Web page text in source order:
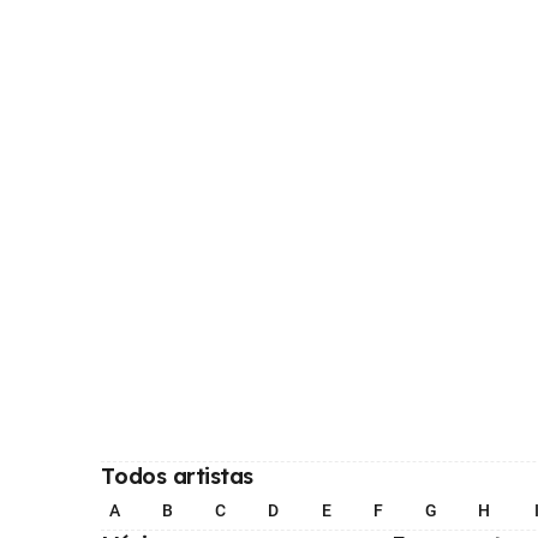
Todos artistas
A B C D E F G H